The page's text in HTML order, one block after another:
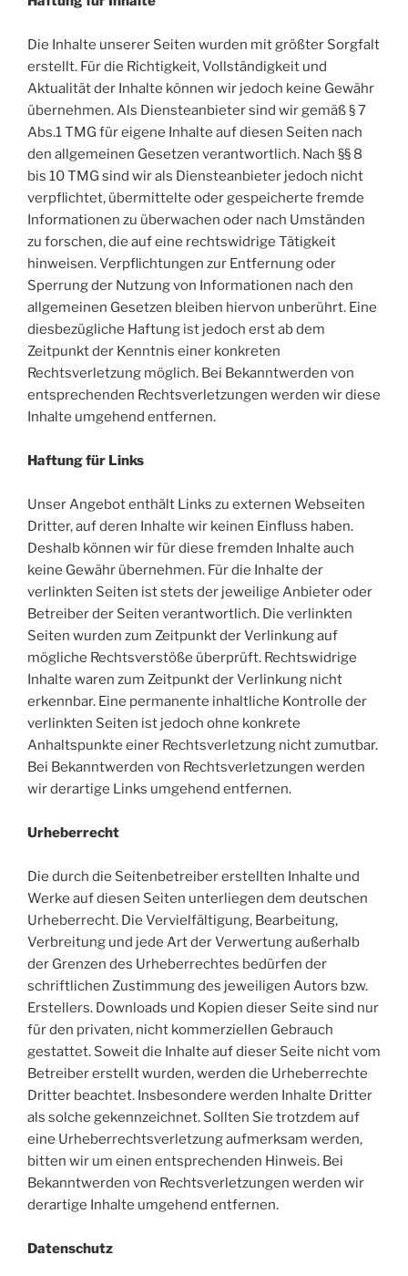
Die Inhalte unserer Seiten wurden mit größter Sorgfalt
erstellt. Für die Richtigkeit, Vollständigkeit und
Aktualität der Inhalte können wir jedoch keine Gewähr
übernehmen. Als Diensteanbieter sind wir gemäß § 7
Abs.1 TMG für eigene Inhalte auf diesen Seiten nach
den allgemeinen Gesetzen verantwortlich. Nach §§ 8
bis 10 TMG sind wir als Diensteanbieter jedoch nicht
verpflichtet, übermittelte oder gespeicherte fremde
Informationen zu überwachen oder nach Umständen
zu forschen, die auf eine rechtswidrige Tätigkeit
hinweisen. Verpflichtungen zur Entfernung oder
Sperrung der Nutzung von Informationen nach den
allgemeinen Gesetzen bleiben hiervon unberührt. Eine
diesbezügliche Haftung ist jedoch erst ab dem
Zeitpunkt der Kenntnis einer konkreten
Rechtsverletzung möglich. Bei Bekanntwerden von
entsprechenden Rechtsverletzungen werden wir diese
Inhalte umgehend entfernen.
Haftung für Links
Unser Angebot enthält Links zu externen Webseiten
Dritter, auf deren Inhalte wir keinen Einfluss haben.
Deshalb können wir für diese fremden Inhalte auch
keine Gewähr übernehmen. Für die Inhalte der
verlinkten Seiten ist stets der jeweilige Anbieter oder
Betreiber der Seiten verantwortlich. Die verlinkten
Seiten wurden zum Zeitpunkt der Verlinkung auf
mögliche Rechtsverstöße überprüft. Rechtswidrige
Inhalte waren zum Zeitpunkt der Verlinkung nicht
erkennbar. Eine permanente inhaltliche Kontrolle der
verlinkten Seiten ist jedoch ohne konkrete
Anhaltspunkte einer Rechtsverletzung nicht zumutbar.
Bei Bekanntwerden von Rechtsverletzungen werden
wir derartige Links umgehend entfernen.
Urheberrecht
Die durch die Seitenbetreiber erstellten Inhalte und
Werke auf diesen Seiten unterliegen dem deutschen
Urheberrecht. Die Vervielfältigung, Bearbeitung,
Verbreitung und jede Art der Verwertung außerhalb
der Grenzen des Urheberrechtes bedürfen der
schriftlichen Zustimmung des jeweiligen Autors bzw.
Erstellers. Downloads und Kopien dieser Seite sind nur
für den privaten, nicht kommerziellen Gebrauch
gestattet. Soweit die Inhalte auf dieser Seite nicht vom
Betreiber erstellt wurden, werden die Urheberrechte
Dritter beachtet. Insbesondere werden Inhalte Dritter
als solche gekennzeichnet. Sollten Sie trotzdem auf
eine Urheberrechtsverletzung aufmerksam werden,
bitten wir um einen entsprechenden Hinweis. Bei
Bekanntwerden von Rechtsverletzungen werden wir
derartige Inhalte umgehend entfernen.
Datenschutz